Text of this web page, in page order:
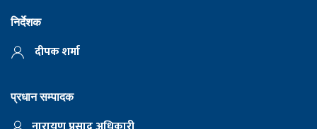
निर्देशक
दीपक शर्मा
प्रधान सम्पादक